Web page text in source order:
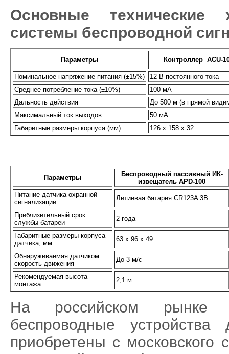
Основные технические
системы беспроводной
Параметры Контроллер ACU-
Номинальное напряжение питания (±15%)
12 В постоянного тока
Среднее потребление тока (±10%)
100 мА
Дальность действия
До 500 м (в прямой
Максимальный ток выходов
50 мА
Габаритные размеры корпуса (мм)
126 х 158 х 32
Параметры
Беспроводный пассивный ИК-
извещатель APD-100
Питание датчика охранной
сигнализации
Литиевая батарея CR123A 3B
Приблизительный срок
службы батареи
2 года
Габаритные размеры корпуса
датчика, мм
63 х 96 х 49
Обнаруживаемая датчиком
скорость движения
До 3 м/с
Рекомендуемая высота
монтажа
2,1 м
На российском рынке
беспроводные
приобретены с